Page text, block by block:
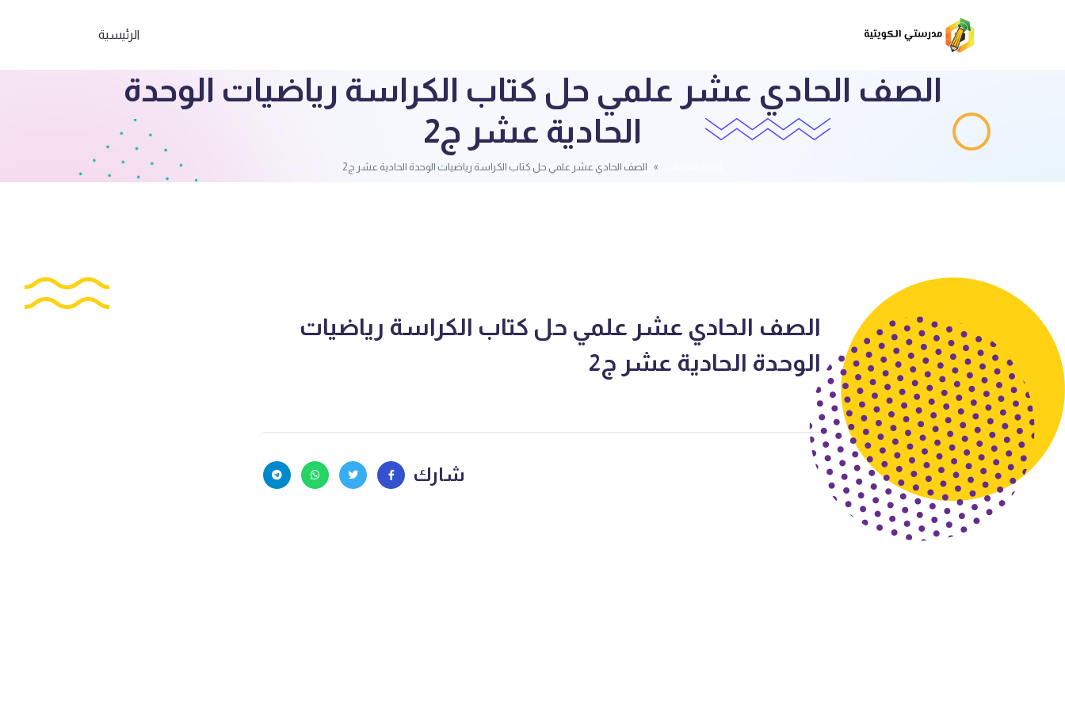
الرئيسية
الصف الحادي عشر علمي حل كتاب الكراسة رياضيات الوحدة
الحادية عشر ج2
الصف الحادي عشر علمي حل كتاب الكراسة رياضيات الوحدة الحادية عشر ج2
الصف الحادي عشر علمي حل كتاب الكراسة رياضيات
الوحدة الحادية عشر ج2
شارك